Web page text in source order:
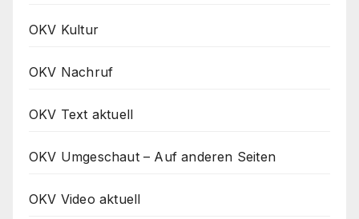
OKV Kultur
OKV Nachruf
OKV Text aktuell
OKV Umgeschaut – Auf anderen Seiten
OKV Video aktuell